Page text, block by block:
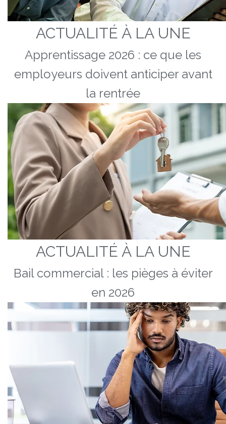
ACTUALITÉ À LA UNE
Apprentissage 2026 : ce que les
employeurs doivent anticiper avant
la rentrée
ACTUALITÉ À LA UNE
Bail commercial : les pièges à éviter
en 2026